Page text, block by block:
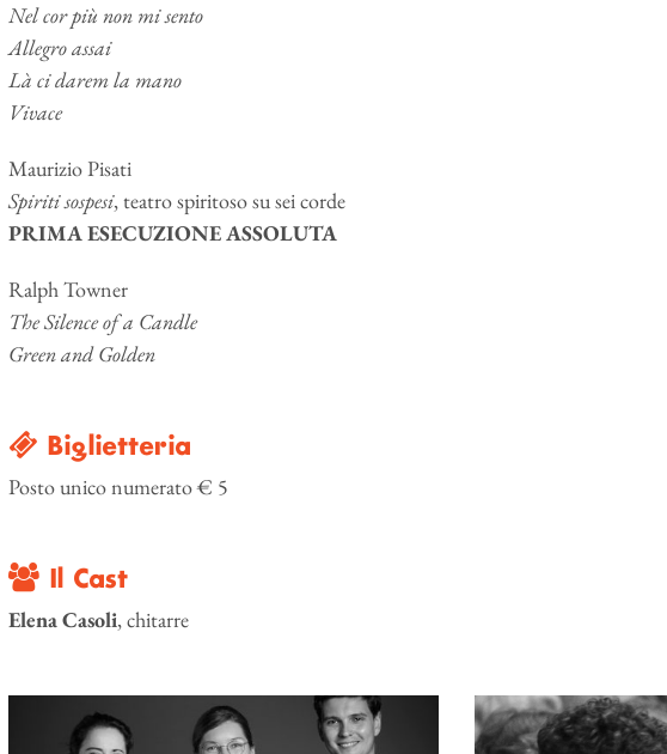
Nel cor più non mi sento
Allegro assai
Là ci darem la mano
Vivace
Maurizio Pisati
Spiriti sospesi, teatro spiritoso su sei corde
PRIMA ESECUZIONE ASSOLUTA
Ralph Towner
The Silence of a Candle
Green and Golden
Biglietteria
Posto unico numerato € 5
Il Cast
Elena Casoli, chitarre